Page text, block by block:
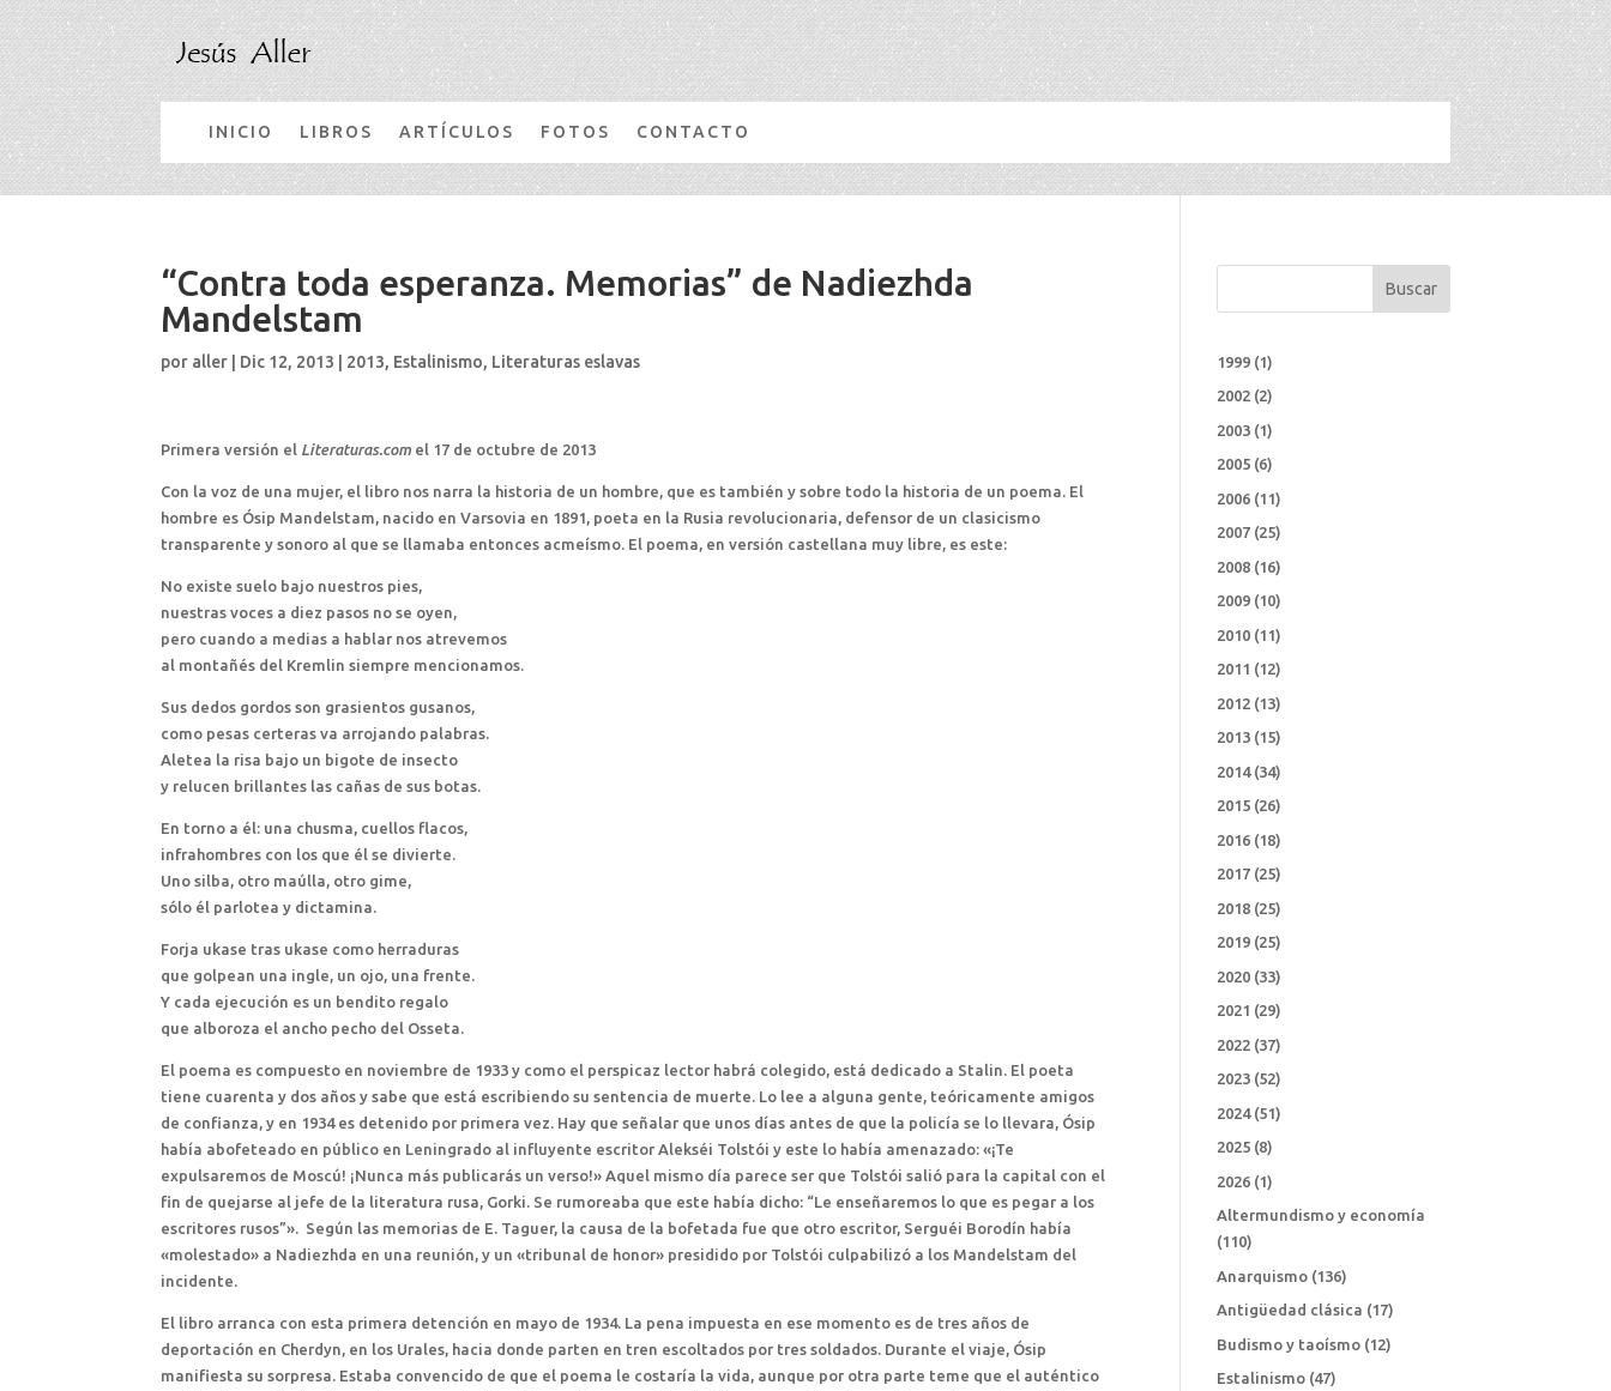
INICIO LIBROS ARTÍCULOS FOTOS CONTACTO
“Contra toda esperanza. Memorias” de Nadiezhda
Mandelstam
por aller Dic 12, 2013 2013, Estalinismo, Literaturas eslavas
Primera versión el Literaturas.com el 17 de octubre de 2013
Con la voz de una mujer, el libro nos narra la historia de un hombre, que es también y sobre todo la historia de un poema. El
hombre es Ósip Mandelstam, nacido en Varsovia en 1891, poeta en la Rusia revolucionaria, defensor de un clasicismo
transparente y sonoro al que se llamaba entonces acmeísmo. El poema, en versión castellana muy libre, es este:
No existe suelo bajo nuestros pies,
nuestras voces a diez pasos no se oyen,
pero cuando a medias a hablar nos atrevemos
al montañés del Kremlin siempre mencionamos.
Sus dedos gordos son grasientos gusanos,
como pesas certeras va arrojando palabras.
Aletea la risa bajo un bigote de insecto
y relucen brillantes las cañas de sus botas.
En torno a él: una chusma, cuellos flacos,
infrahombres con los que él se divierte.
Uno silba, otro maúlla, otro gime,
sólo él parlotea y dictamina.
Forja ukase tras ukase como herraduras
que golpean una ingle, un ojo, una frente.
Y cada ejecución es un bendito regalo
que alboroza el ancho pecho del Osseta.
El poema es compuesto en noviembre de 1933 y como el perspicaz lector habrá colegido, está dedicado a Stalin. El poeta
tiene cuarenta y dos años y sabe que está escribiendo su sentencia de muerte. Lo lee a alguna gente, teóricamente amigos
de confianza, y en 1934 es detenido por primera vez. Hay que señalar que unos días antes de que la policía se lo llevara, Ósip
había abofeteado en público en Leningrado al influyente escritor Alekséi Tolstói y este lo había amenazado: «¡Te
expulsaremos de Moscú! ¡Nunca más publicarás un verso!» Aquel mismo día parece ser que Tolstói salió para la capital con el
fin de quejarse al jefe de la literatura rusa, Gorki. Se rumoreaba que este había dicho: “Le enseñaremos lo que es pegar a los
escritores rusos”». Según las memorias de E. Taguer, la causa de la bofetada fue que otro escritor, Serguéi Borodín había
«molestado» a Nadiezhda en una reunión, y un «tribunal de honor» presidido por Tolstói culpabilizó a los Mandelstam del
incidente.
El libro arranca con esta primera detención en mayo de 1934. La pena impuesta en ese momento es de tres años de
deportación en Cherdyn, en los Urales, hacia donde parten en tren escoltados por tres soldados. Durante el viaje, Ósip
manifiesta su sorpresa. Estaba convencido de que el poema le costaría la vida, aunque por otra parte teme que el auténtico
Buscar
1999 (1)
2002 (2)
2003 (1)
2005 (6)
2006 (11)
2007 (25)
2008 (16)
2009 (10)
2010 (11)
2011 (12)
2012 (13)
2013 (15)
2014(34)
2015 (26)
2016 (18)
2017 (25)
2018 (25)
2019 (25)
2020 (33)
2021 (29)
2022 (37)
2023 (52)
2024(51)
2025 (8)
2026 (1)
Altermundismo y economía
(110)
Anarquismo (136)
Antigüedad clásica (17)
Budismo y taoísmo (12)
Estalinismo (47)